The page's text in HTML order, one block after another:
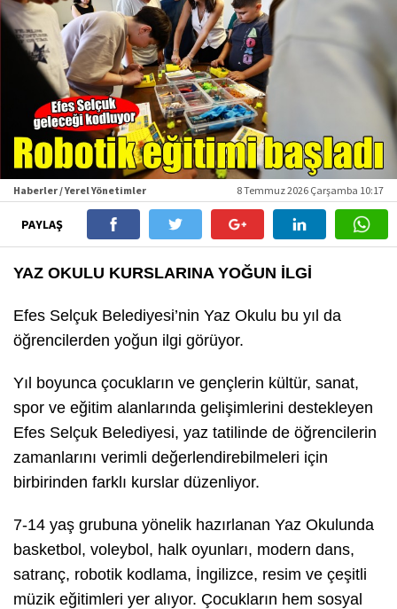
Haberler / Yerel Yönetimler 8 Temmuz 2026 Çarşamba 10:17
PAYLAŞ
YAZ OKULU KURSLARINA YOĞUN İLGİ
Efes Selçuk Belediyesi’nin Yaz Okulu bu yıl da
öğrencilerden yoğun ilgi görüyor.
Yıl boyunca çocukların ve gençlerin kültür, sanat,
spor ve eğitim alanlarında gelişimlerini destekleyen
Efes Selçuk Belediyesi, yaz tatilinde de öğrencilerin
zamanlarını verimli değerlendirebilmeleri için
birbirinden farklı kurslar düzenliyor.
7-14 yaş grubuna yönelik hazırlanan Yaz Okulunda
basketbol, voleybol, halk oyunları, modern dans,
satranç, robotik kodlama, İngilizce, resim ve çeşitli
müzik eğitimleri yer alıyor. Çocukların hem sosyal